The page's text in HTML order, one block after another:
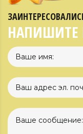
НАПИШИТЕ